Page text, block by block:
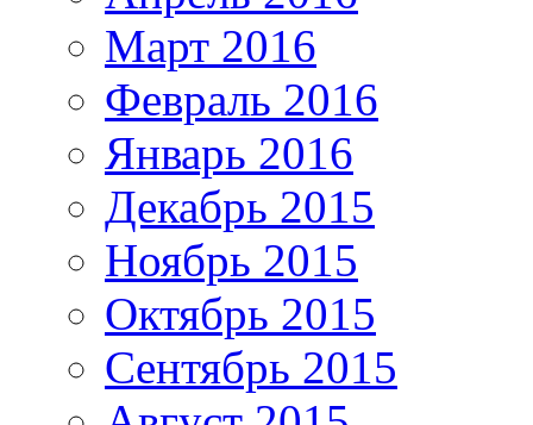
Март 2016
Февраль 2016
Январь 2016
Декабрь 2015
Ноябрь 2015
Октябрь 2015
Сентябрь 2015